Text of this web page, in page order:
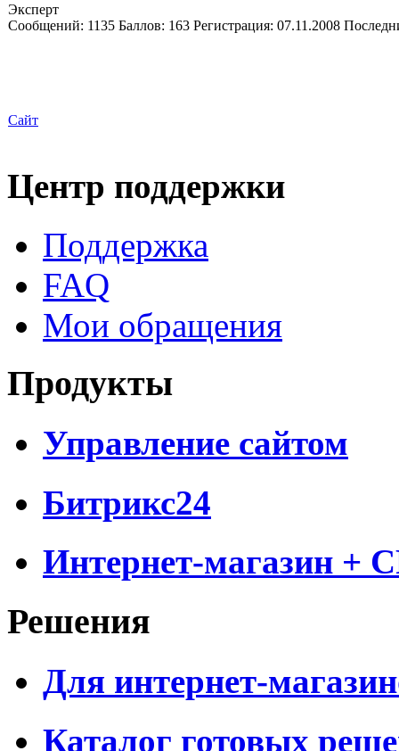
Эксперт
Сообщений: 1135 Баллов: 163 Регистрация: 07.11.2008
Сайт
Центр поддержки
Поддержка
FAQ
Мои обращения
Продукты
Управление сайтом
Битрикс24
Интернет-магазин +
Решения
Для интернет-
Каталог готовых